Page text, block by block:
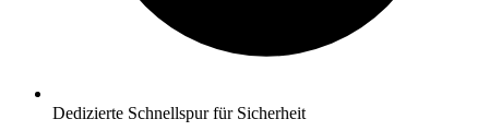
Dedizierte Schnellspur für Sicherheit